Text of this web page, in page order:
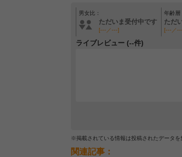
男女比：
ただいま受付中です
[---／---]
年齢層
ただ
[---／
ライブレビュー (--件)
※掲載されている情報は投稿されたデータを
関連記事：